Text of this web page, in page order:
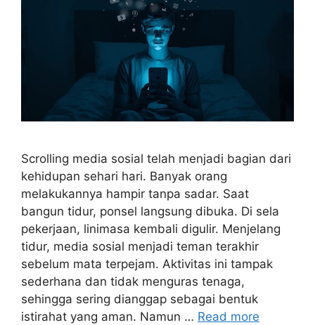
Scrolling media sosial telah menjadi bagian dari
kehidupan sehari hari. Banyak orang
melakukannya hampir tanpa sadar. Saat
bangun tidur, ponsel langsung dibuka. Di sela
pekerjaan, linimasa kembali digulir. Menjelang
tidur, media sosial menjadi teman terakhir
sebelum mata terpejam. Aktivitas ini tampak
sederhana dan tidak menguras tenaga,
sehingga sering dianggap sebagai bentuk
istirahat yang aman. Namun … Read more